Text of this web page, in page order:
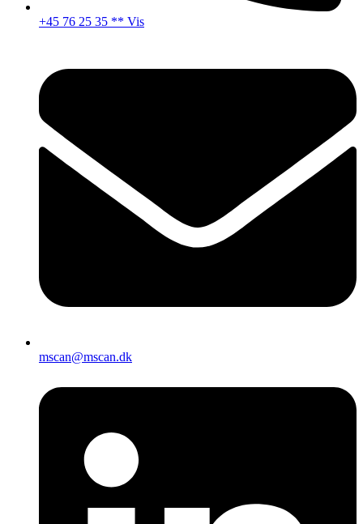
+45 76 25 35 ** Vis
mscan@mscan.dk